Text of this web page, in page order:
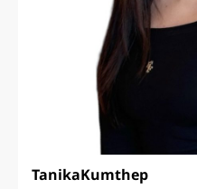
TanikaKumthep